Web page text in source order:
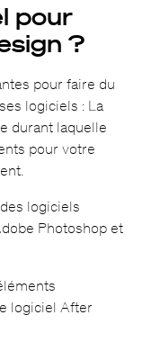
pour
?
pour faire du
logiciels : La
durant laquelle
pour votre
logiciels
Photoshop et
logiciel After